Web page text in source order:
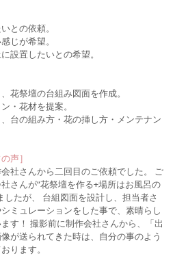
との依頼。
じが希望。
設置したいとの希望。
花祭壇の台組み図面を作成。
・花材を提案。
台の組み方・花の挿し方・メンテナン
声］
社さんから二回目のご依頼でした。 ご
さんが“花祭壇を作る+場所はお風呂の
したが、 台組図面を設計し、担当者さ
ミュレーションをした事で、素晴らし
す！ 撮影前に制作会社さんから、「出
が送られてきた時は、自分の事のよう
ります。